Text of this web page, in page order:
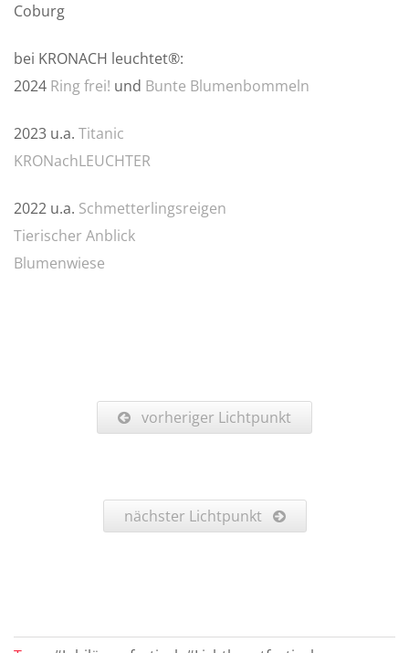
Coburg
bei KRONACH leuchtet®:
2024 Ring frei! und Bunte Blumenbommeln
2023 u.a. Titanic
KRONachLEUCHTER
2022 u.a. Schmetterlingsreigen
Tierischer Anblick
Blumenwiese
vorheriger Lichtpunkt
nächster Lichtpunkt